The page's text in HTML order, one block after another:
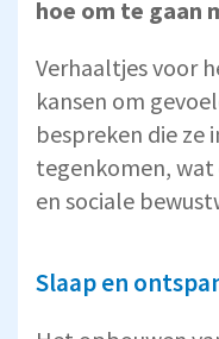
hoe om te gaan
Verhaaltjes voor
kansen om
bespreken die ze
tegenkomen, wat
en sociale
Slaap en